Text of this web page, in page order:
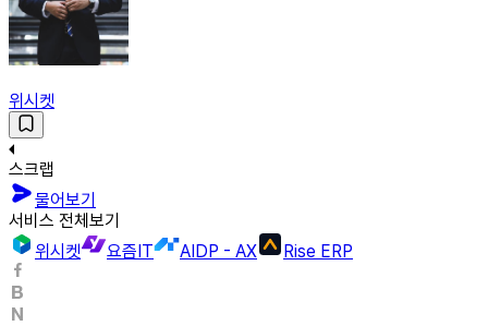
위시켓
스크랩
물어보기
서비스 전체보기
위시켓
요즘IT AIDP - AX Rise ERP